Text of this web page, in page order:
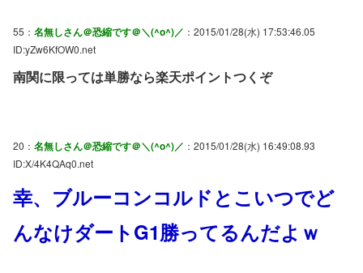
55： 名無しさん＠恐縮です＠＼(^o^)／ ：2015/01/28(水) 17:53:46.05
ID:yZw6KfOW0.net
南関に限っては単勝なら楽天ポイントつくぞ
20： 名無しさん＠恐縮です＠＼(^o^)／ ：2015/01/28(水) 16:49:08.93
ID:X/4K4QAq0.net
幸、ブルーコンコルドとこいつでど
んなけダートG1勝ってるんだよｗ